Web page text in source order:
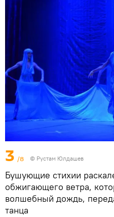
3 /8 © Рустам Юлдашев
Бушующие стихии
обжигающего ветра,
волшебный дождь,
танца